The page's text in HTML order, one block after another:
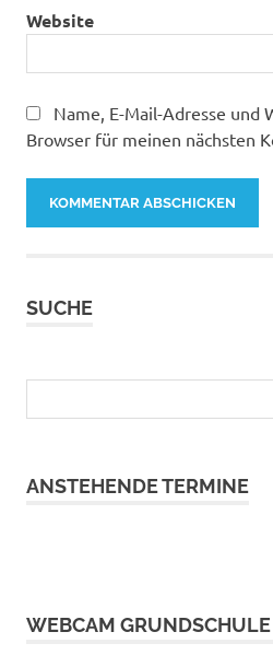
Website
Name, E-Mail-Adresse und
Browser für meinen nächsten
SUCHE
ANSTEHENDE TERMINE
WEBCAM